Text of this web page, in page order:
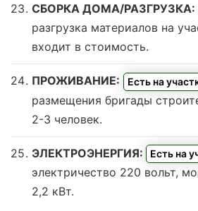
СБОРКА ДОМА/РАЗГРУЗКА:
разгрузка материалов на
входит в стоимость.
ПРОЖИВАНИЕ: Есть на
размещения бригады
2-3 человек.
ЭЛЕКТРОЭНЕРГИЯ: Есть на
электричество 220 вольт,
2,2 кВт.